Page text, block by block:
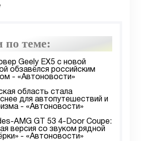
теме:
Geely EX5 с новой
обзавёлся российским
- «Автоновости»
область стала
для автопутешествий и
- «Автоновости»
AMG GT 53 4-Door Coupe:
версия со звуком рядной
- «Автоновости»